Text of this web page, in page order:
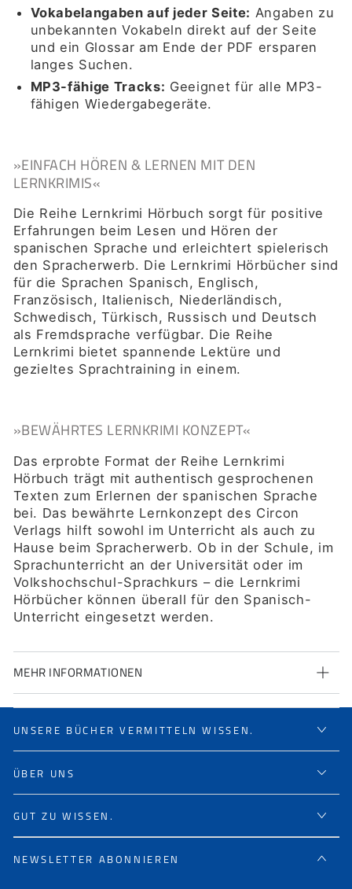
Vokabelangaben auf jeder Seite: Angaben zu
unbekannten Vokabeln direkt auf der Seite
und ein Glossar am Ende der PDF ersparen
langes Suchen.
MP3-fähige Tracks: Geeignet für alle MP3-
fähigen Wiedergabegeräte.
»EINFACH HÖREN & LERNEN MIT DEN
LERNKRIMIS«
Die Reihe Lernkrimi Hörbuch sorgt für positive
Erfahrungen beim Lesen und Hören der
spanischen Sprache und erleichtert spielerisch
den Spracherwerb. Die Lernkrimi Hörbücher sind
für die Sprachen Spanisch, Englisch,
Französisch, Italienisch, Niederländisch,
Schwedisch, Türkisch, Russisch und Deutsch
als Fremdsprache verfügbar. Die Reihe
Lernkrimi bietet spannende Lektüre und
gezieltes Sprachtraining in einem.
»BEWÄHRTES LERNKRIMI KONZEPT«
Das erprobte Format der Reihe Lernkrimi
Hörbuch trägt mit authentisch gesprochenen
Texten zum Erlernen der spanischen Sprache
bei. Das bewährte Lernkonzept des Circon
Verlags hilft sowohl im Unterricht als auch zu
Hause beim Spracherwerb. Ob in der Schule, im
Sprachunterricht an der Universität oder im
Volkshochschul-Sprachkurs – die Lernkrimi
Hörbücher können überall für den Spanisch-
Unterricht eingesetzt werden.
MEHR INFORMATIONEN
UNSERE BÜCHER VERMITTELN WISSEN.
ÜBER UNS
GUT ZU WISSEN.
NEWSLETTER ABONNIEREN